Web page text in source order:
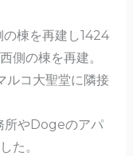
棟を再建し1424
側の棟を再建。
ルコ大聖堂に隣接
所やDogeのアパ
た。